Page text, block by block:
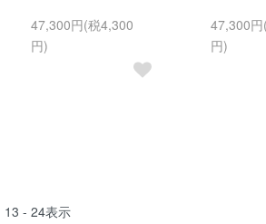
47,300円(税4,300
円)
47,300
円)
13 - 24表示